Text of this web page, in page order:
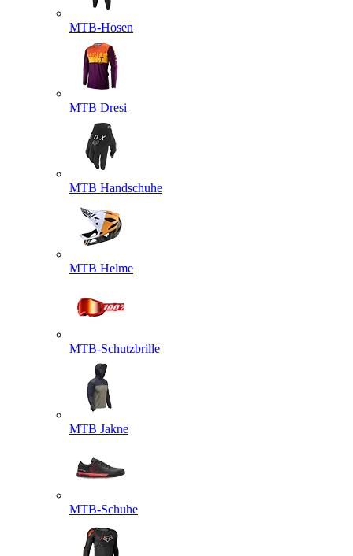
MTB-Hosen
MTB Dresi
MTB Handschuhe
MTB Helme
MTB-Schutzbrille
MTB Jakne
MTB-Schuhe